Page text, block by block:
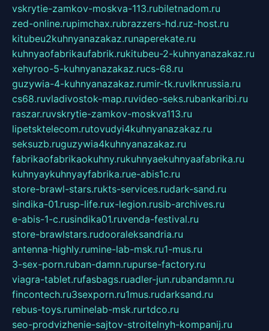
vskrytie-zamkov-moskva-113.rubiletnadom.ru
zed-online.rupimchax.rubrazzers-hd.ruz-host.ru
kitubeu2kuhnyanazakaz.runaperekate.ru
kuhnyaofabrikaufabrik.rukitubeu-2-kuhnyanazakaz.ru
xehyroo-5-kuhnyanazakaz.rucs-68.ru
guzywia-4-kuhnyanazakaz.rumir-tk.ruvlknrussia.ru
cs68.ruvladivostok-map.ruvideo-seks.rubankaribi.ru
raszar.ruvskrytie-zamkov-moskva113.ru
lipetsktelecom.rutovudyi4kuhnyanazakaz.ru
seksuzb.ruguzywia4kuhnyanazakaz.ru
fabrikaofabrikaokuhny.rukuhnyaekuhnyaafabrika.ru
kuhnyaykuhnyayfabrika.rue-abis1c.ru
store-brawl-stars.rukts-services.rudark-sand.ru
sindika-01.rusp-life.rux-legion.rusib-archives.ru
e-abis-1-c.rusindika01.ruvenda-festival.ru
store-brawlstars.rudooraleksandria.ru
antenna-highly.rumine-lab-msk.ru1-mus.ru
3-sex-porn.ruban-damn.rupurse-factory.ru
viagra-tablet.rufasbags.ruadler-jun.rubandamn.ru
fincontech.ru3sexporn.ru1mus.rudarksand.ru
rebus-toys.ruminelab-msk.rurtdco.ru
seo-prodvizhenie-sajtov-stroitelnyh-kompanij.ru